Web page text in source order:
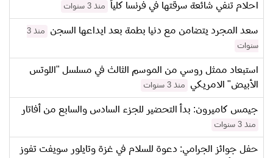
احلام تنفي شائعة سرقتها في فرنسا كلياً منذ 3 سنوات
سعد المجرد يتضامن مع دنيا بطمة بعد ايداعها السجن
منذ 3
سنوات
استبعاد ممثل روسي من الموسم الثالث في مسلسل "اللوتس
الأبيض" الامريكي
منذ 3 سنوات
جيمس كاميرون: بدأ التحضير للجزء السادس والسابع من أفاتار
منذ 3 سنوات
حفل جوائز الجرامي: دعوة للسلام في غزة وتايلور سويفت تفوز